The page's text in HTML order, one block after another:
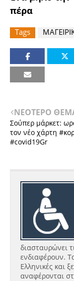
πέρα
Tags
ΝΕΟΤΕΡΟ
Σούπερ μάρκετ:
τον νέο χάρτη
#covid19Gr
διασταυρώνει
ενδιαφέρουν.
Ελληνικές και
αναφέρονται